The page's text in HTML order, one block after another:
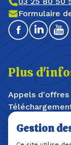
Formulaire
FacebookLinkedin
Plus
Appels d'offres
Offres d'emploi
Plan du site